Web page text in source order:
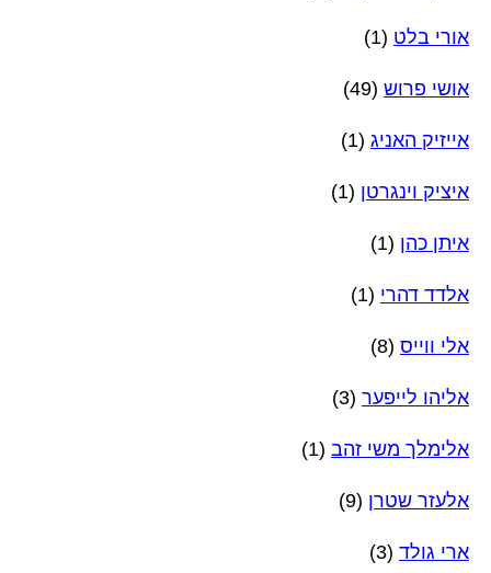
אורי בלט (1)
אושי פרוש (49)
אייזיק האניג (1)
איציק וינגרטן (1)
איתן כהן (1)
אלדד דהרי (1)
אלי ווייס (8)
אליהו לייפער (3)
אלימלך משי זהב (1)
אלעזר שטרן (9)
ארי גולד (3)